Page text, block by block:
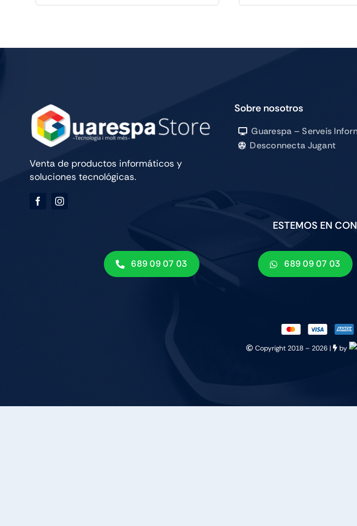
IPAD
Venta de productos informáticos y
soluciones tecnológicas.
Sobre nosotros
Guarespa – Serveis
Desconnecta Jugant
ESTEMOS EN
689 09 07 03 689 09 07 03
Copyright 2018 – 2026 | by